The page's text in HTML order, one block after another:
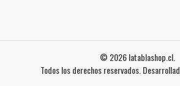
© 2026 latablashop.cl.
Todos los derechos reservados.